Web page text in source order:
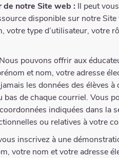
de notre Site web : Il peut
disponible sur notre
votre type d’utilisateur, votre
Nous pouvons offrir aux
et nom, votre adresse
les données des élèves
de chaque courriel. Vous
indiquées dans
ou relatives à votre
inscrivez à une
votre nom et votre adresse